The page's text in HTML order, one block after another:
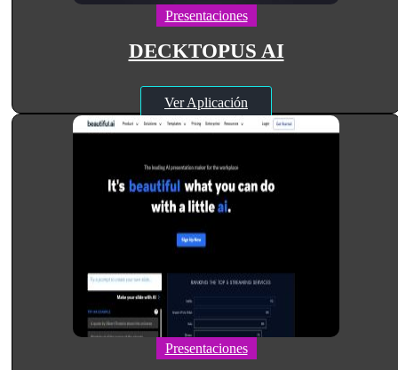
Presentaciones
DECKTOPUS AI
Ver Aplicación
Presentaciones